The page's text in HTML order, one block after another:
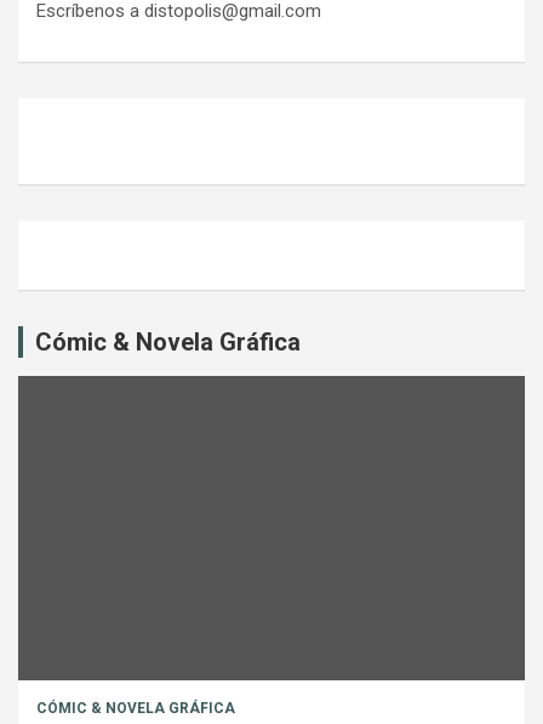
Escríbenos a distopolis@gmail.com
Cómic & Novela Gráfica
CÓMIC & NOVELA GRÁFICA